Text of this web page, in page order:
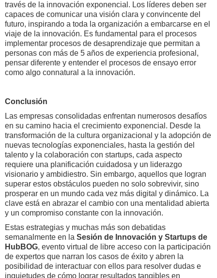
través de la innovación exponencial. Los líderes deben ser
capaces de comunicar una visión clara y convincente del
futuro, inspirando a toda la organización a embarcarse en el
viaje de la innovación. Es fundamental para el procesos
implementar procesos de desaprendizaje que permitan a
personas con más de 5 años de experiencia profesional,
pensar diferente y entender el procesos de ensayo error
como algo connatural a la innovación.
Conclusión
Las empresas consolidadas enfrentan numerosos desafíos
en su camino hacia el crecimiento exponencial. Desde la
transformación de la cultura organizacional y la adopción de
nuevas tecnologías exponenciales, hasta la gestión del
talento y la colaboración con startups, cada aspecto
requiere una planificación cuidadosa y un liderazgo
visionario y ambidiestro. Sin embargo, aquellos que logran
superar estos obstáculos pueden no solo sobrevivir, sino
prosperar en un mundo cada vez más digital y dinámico. La
clave está en abrazar el cambio con una mentalidad abierta
y un compromiso constante con la innovación.
Estas estrategias y muchas más son debatidas
semanalmente en la Sesión de Innovación y Startups de
HubBOG, evento virtual de libre acceso con la participación
de expertos que narran los casos de éxito y abren la
posibilidad de interactuar con ellos para resolver dudas e
inquietudes de cómo lograr resultados tangibles en